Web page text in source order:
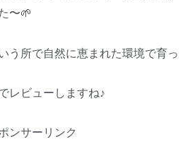
〜🌱
う所で自然に恵まれた環境で育っ
レビューしますね♪
ンサーリンク